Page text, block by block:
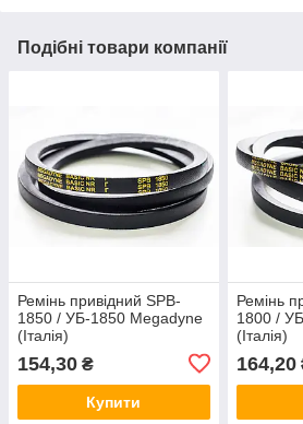
Подібні товари компанії
Ремінь привідний SPB-
1850 / УБ-1850 Megadyne
(Італія)
154,30 ₴
Купити
Ремінь
1800 /
(Італія)
164,20